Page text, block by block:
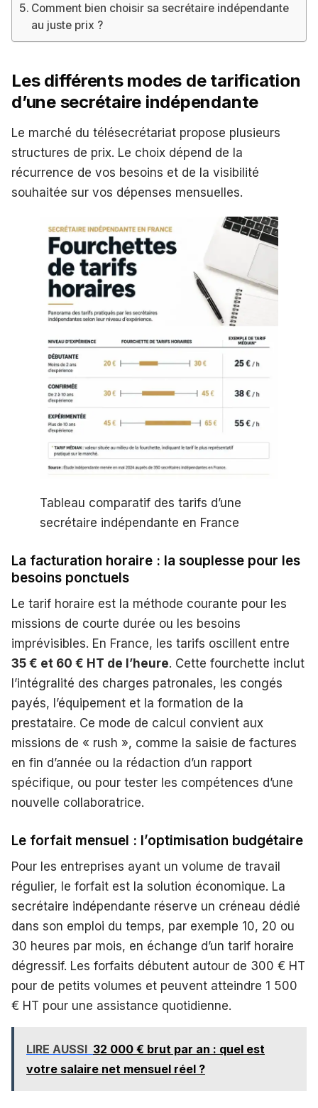
Comment bien choisir sa secrétaire indépendante
au juste prix ?
Les différents modes de tarification
d’une secrétaire indépendante
Le marché du télésecrétariat propose plusieurs
structures de prix. Le choix dépend de la
récurrence de vos besoins et de la visibilité
souhaitée sur vos dépenses mensuelles.
Tableau comparatif des tarifs d’une
secrétaire indépendante en France
La facturation horaire : la souplesse pour les
besoins ponctuels
Le tarif horaire est la méthode courante pour les
missions de courte durée ou les besoins
imprévisibles. En France, les tarifs oscillent entre
35 € et 60 € HT de l’heure. Cette fourchette inclut
l’intégralité des charges patronales, les congés
payés, l’équipement et la formation de la
prestataire. Ce mode de calcul convient aux
missions de « rush », comme la saisie de factures
en fin d’année ou la rédaction d’un rapport
spécifique, ou pour tester les compétences d’une
nouvelle collaboratrice.
Le forfait mensuel : l’optimisation budgétaire
Pour les entreprises ayant un volume de travail
régulier, le forfait est la solution économique. La
secrétaire indépendante réserve un créneau dédié
dans son emploi du temps, par exemple 10, 20 ou
30 heures par mois, en échange d’un tarif horaire
dégressif. Les forfaits débutent autour de 300 € HT
pour de petits volumes et peuvent atteindre 1 500
€ HT pour une assistance quotidienne.
LIRE AUSSI 32 000 € brut par an : quel est
votre salaire net mensuel réel ?